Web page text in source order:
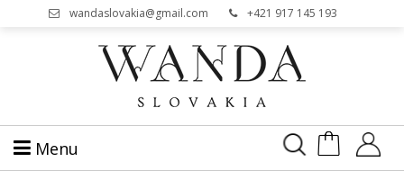
wandaslovakia@gmail.com +421 917 145 193
Menu